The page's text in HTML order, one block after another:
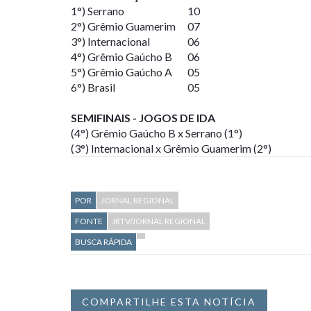
1°) Serrano
10
2°) Grêmio Guamerim
07
3°) Internacional
06
4°) Grêmio Gaúcho B
06
5°) Grêmio Gaúcho A
05
6°) Brasil
05
SEMIFINAIS - JOGOS DE IDA
(4°) Grêmio Gaúcho B x Serrano (1°)
(3°) Internacional x Grêmio Guamerim (2°)
POR
JORNAL REGIONAL
FONTE
JRTV/JORNAL REGIONAL
BUSCA RÁPIDA
COMPARTILHE ESTA NOTÍCIA